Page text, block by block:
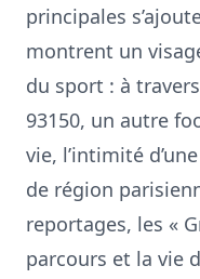
principales
montrent un
du sport : à
93150, un autre
vie, l’intimité
de région
reportages, les «
parcours et la vie